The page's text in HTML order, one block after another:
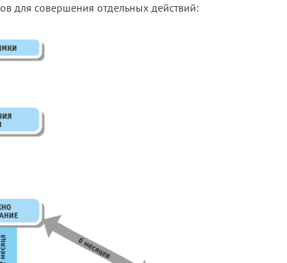
для совершения отдельных действий: